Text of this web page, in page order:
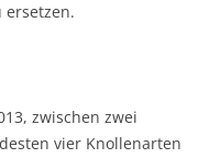
ersetzen.
zwischen zwei
vier Knollenarten